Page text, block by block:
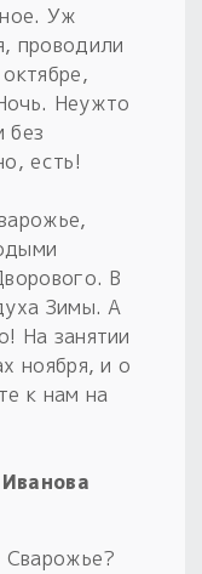
Рез Рода:
«Резы
раскладами,
Уж
проводили
Неужто
без
есть!
В
Зимы. А
На занятии
ноября, и о
к нам на
Сварожье?